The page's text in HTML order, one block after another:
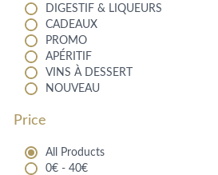
DIGESTIF & LIQUEURS
CADEAUX
PROMO
APÉRITIF
VINS À DESSERT
NOUVEAU
Price
All Products
0€ - 40€